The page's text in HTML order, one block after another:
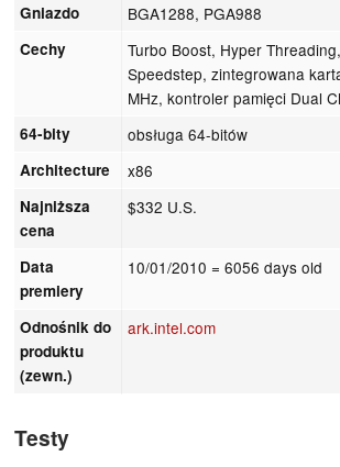
Gniazdo BGA1288, PGA988
Cechy
Turbo Boost, Hyper
Speedstep, zintegrowana
MHz, kontroler pamięci Dual
64-bity obsługa 64-bitów
Architecture x86
Najniższa
cena
$332 U.S.
Data
premiery
10/01/2010 = 6056 days old
Odnośnik do
produktu
(zewn.)
ark.intel.com
Testy